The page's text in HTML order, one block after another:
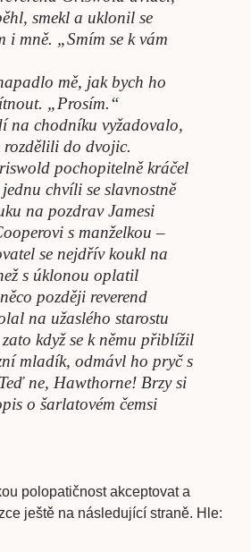
smekl a uklonil se
i mně. „Smím se k vám
mě, jak bych ho
„Prosím.“
na chodníku vyžadovalo,
rozdělili do dvojic.
pochopitelně kráčel
chvíli se slavnostně
na pozdrav Jamesi
s manželkou –
se nejdřív koukl na
s úklonou oplatil
později reverend
na užaslého starostu
když se k němu přiblížil
mladík, odmávl ho pryč s
ne, Hawthorne! Brzy si
o šarlatovém čemsi
polopatičnost akceptovat a
ještě na následující straně. Hle: